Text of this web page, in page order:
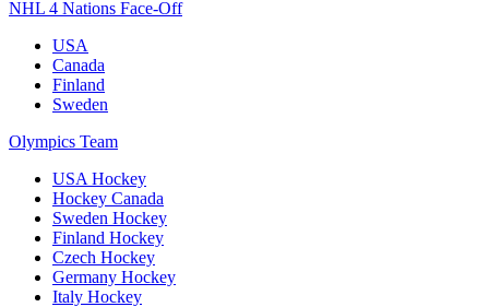
NHL 4 Nations Face-Off
USA
Canada
Finland
Sweden
Olympics Team
USA Hockey
Hockey Canada
Sweden Hockey
Finland Hockey
Czech Hockey
Germany Hockey
Italy Hockey